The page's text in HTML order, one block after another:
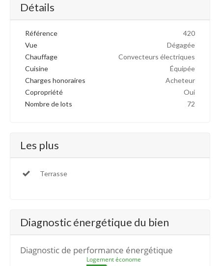
Détails
Référence
420
Vue
Dégagée
Chauffage
Convecteurs électriques
Cuisine
Équipée
Charges honoraires
Acheteur
Copropriété
Oui
Nombre de lots
72
Les plus
Terrasse
Diagnostic énergétique du bien
Diagnostic de performance énergétique
Logement économe